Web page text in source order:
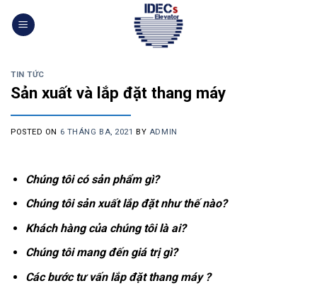
TIN TỨC
Sản xuất và lắp đặt thang máy
POSTED ON 6 THÁNG BA, 2021 BY ADMIN
Chúng tôi có sản phẩm gì?
Chúng tôi sản xuất lắp đặt như thế nào?
Khách hàng của chúng tôi là ai?
Chúng tôi mang đến giá trị gì?
Các bước tư vấn lắp đặt thang máy ?